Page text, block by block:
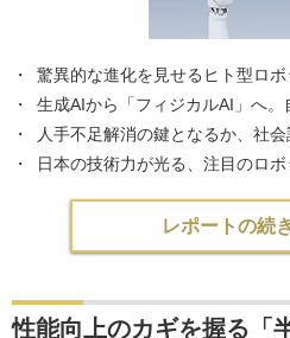
驚異的な進化を見せるヒト型ロ
生成AIから「フィジカルAI」へ
人手不足解消の鍵となるか、社
日本の技術力が光る、注目のロ
レポートの続
性能向上のカギを握る「